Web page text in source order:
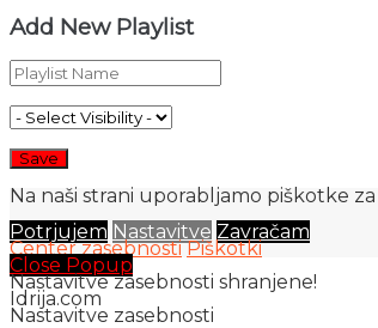
Add New Playlist
Na naši strani uporabljamo piškotke
Potrjujem Nastavitve Zavračam
Center zasebnosti Piškotki
Close Popup
Nastavitve zasebnosti shranjene!
Idrija.com
Nastavitve zasebnosti